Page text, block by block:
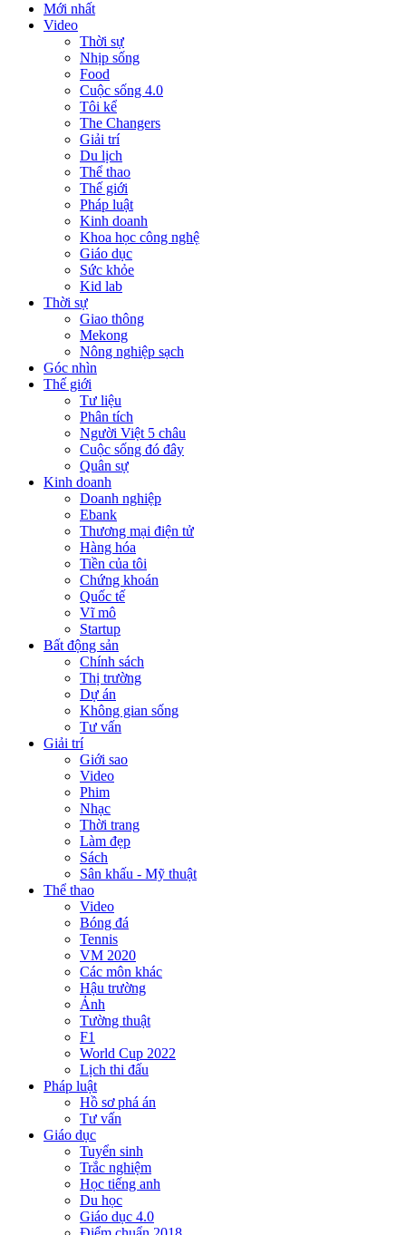
Mới nhất
Video
Thời sự
Nhịp sống
Food
Cuộc sống 4.0
Tôi kể
The Changers
Giải trí
Du lịch
Thể thao
Thế giới
Pháp luật
Kinh doanh
Khoa học công nghệ
Giáo dục
Sức khỏe
Kid lab
Thời sự
Giao thông
Mekong
Nông nghiệp sạch
Góc nhìn
Thế giới
Tư liệu
Phân tích
Người Việt 5 châu
Cuộc sống đó đây
Quân sự
Kinh doanh
Doanh nghiệp
Ebank
Thương mại điện tử
Hàng hóa
Tiền của tôi
Chứng khoán
Quốc tế
Vĩ mô
Startup
Bất động sản
Chính sách
Thị trường
Dự án
Không gian sống
Tư vấn
Giải trí
Giới sao
Video
Phim
Nhạc
Thời trang
Làm đẹp
Sách
Sân khấu - Mỹ thuật
Thể thao
Video
Bóng đá
Tennis
VM 2020
Các môn khác
Hậu trường
Ảnh
Tường thuật
F1
World Cup 2022
Lịch thi đấu
Pháp luật
Hồ sơ phá án
Tư vấn
Giáo dục
Tuyển sinh
Trắc nghiệm
Học tiếng anh
Du học
Giáo dục 4.0